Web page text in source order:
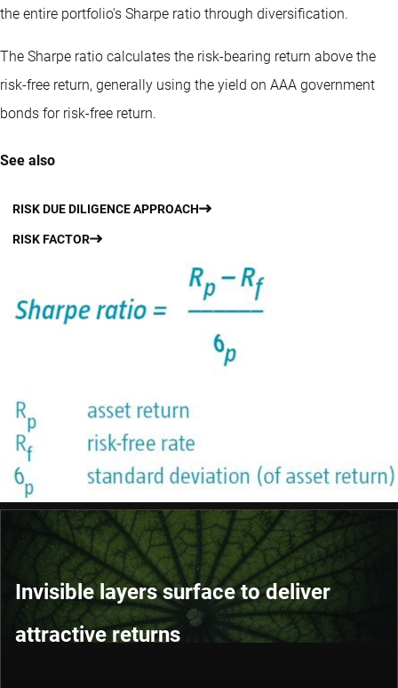
the entire portfolio's Sharpe ratio through diversification.
The Sharpe ratio calculates the risk-bearing return above the
risk-free return, generally using the yield on AAA government
bonds for risk-free return.
See also
RISK DUE DILIGENCE APPROACH
RISK FACTOR
Invisible layers surface to deliver
attractive returns